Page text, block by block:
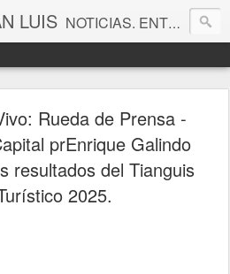
LUIS NOTICIAS. ENTRETENIMIENTO. EDITORIALES. CANAL DE VÍDEOS. GALERÍA DE FOTOGRAFÍAS.
Rueda de Prensa -
prEnrique Galindo
resultados del Tianguis
2025.